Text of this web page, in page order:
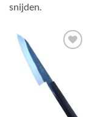
snijden.
verlanglijst